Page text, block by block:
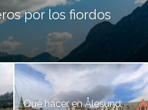
por los fiordos
Qué hacer en Ålesund: